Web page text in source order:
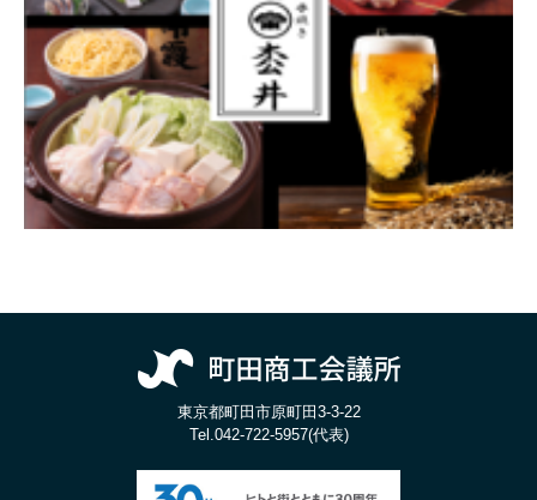
東京都町田市原町田3-3-22
Tel. 042-722-5957(代表)